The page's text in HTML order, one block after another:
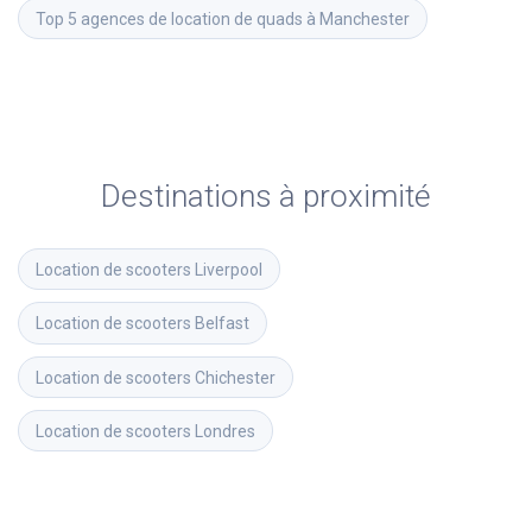
Top 5 agences de location de quads à Manchester
Destinations à proximité
Location de scooters Liverpool
Location de scooters Belfast
Location de scooters Chichester
Location de scooters Londres